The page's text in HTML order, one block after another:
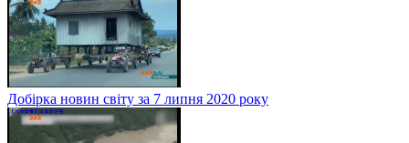
Добірка новин світу за 7 липня 2020 року